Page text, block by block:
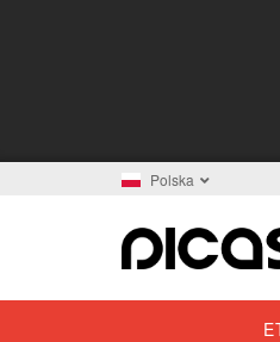
Polska